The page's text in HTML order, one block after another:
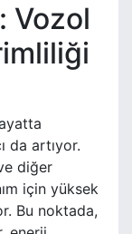
Vozol
da artıyor.
diğer
için yüksek
Bu noktada,